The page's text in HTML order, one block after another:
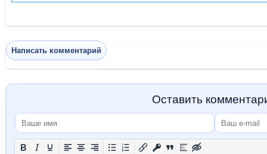
Написать комментарий
Оставить